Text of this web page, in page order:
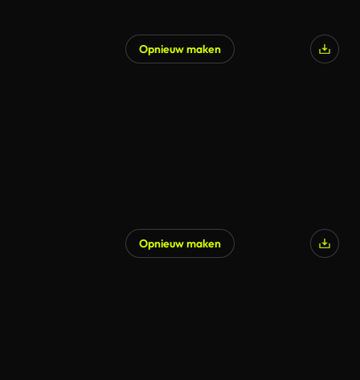
Opnieuw maken
Opnieuw maken